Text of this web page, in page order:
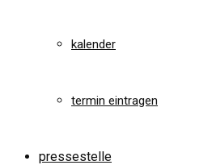
kalender
termin eintragen
pressestelle